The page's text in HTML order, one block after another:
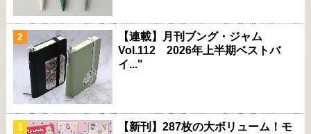
【連載】月刊ブング・ジャム
Vol.112 2026年上半期ベストバ
イ..."
【新刊】287枚の大ボリューム！モ